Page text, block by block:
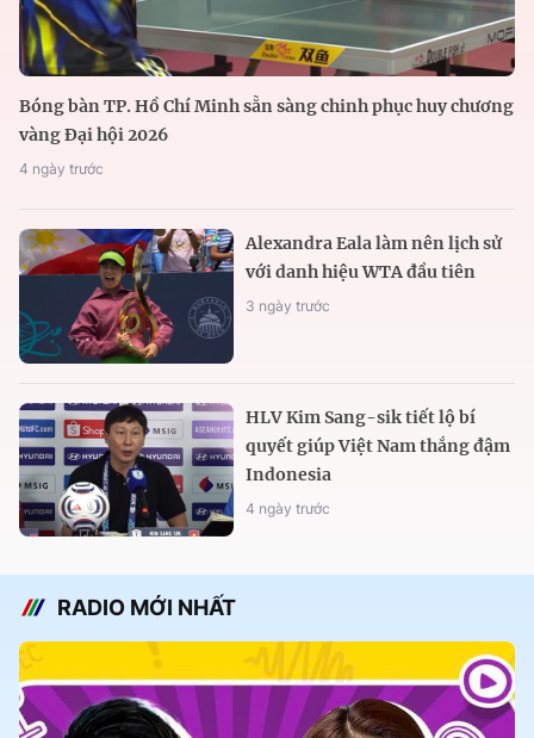
Bóng bàn TP. Hồ Chí Minh sẵn sàng chinh phục huy chương
vàng Đại hội 2026
4 ngày trước
Alexandra Eala làm nên lịch sử
với danh hiệu WTA đầu tiên
3 ngày trước
HLV Kim Sang-sik tiết lộ bí
quyết giúp Việt Nam thắng đậm
Indonesia
4 ngày trước
RADIO MỚI NHẤT